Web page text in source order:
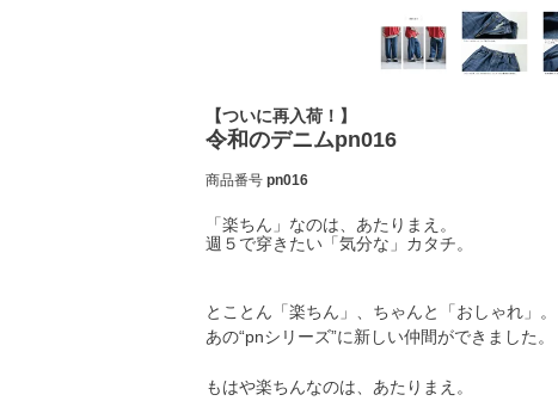
【ついに再入荷！】
令和のデニムpn016
商品番号 pn016
「楽ちん」なのは、あたりまえ。
週５で穿きたい「気分な」カタチ。
とことん「楽ちん」、ちゃんと「おしゃれ」。
あの“pnシリーズ”に新しい仲間ができました。
もはや楽ちんなのは、あたりまえ。